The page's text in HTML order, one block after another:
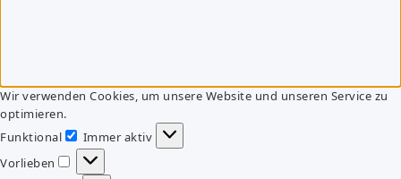
Wir verwenden Cookies, um unsere Website und unseren Service zu
optimieren.
Funktional
Funktional
Immer aktiv
Vorlieben
Vorlieben